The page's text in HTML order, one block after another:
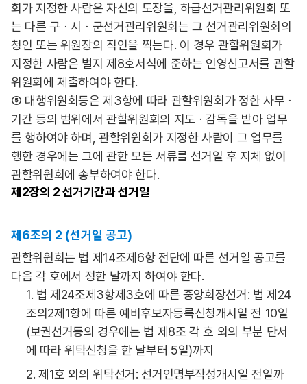
회가 지정한 사람은 자신의 도장을, 하급선거관리위원회 또
는 다른 구ㆍ시ㆍ군선거관리위원회는 그 선거관리위원회의
청인 또는 위원장의 직인을 찍는다. 이 경우 관할위원회가
지정한 사람은 별지 제8호서식에 준하는 인영신고서를 관할
위원회에 제출하여야 한다.
⑤ 대행위원회등은 제3항에 따라 관할위원회가 정한 사무ㆍ
기간 등의 범위에서 관할위원회의 지도ㆍ감독을 받아 업무
를 행하여야 하며, 관할위원회가 지정한 사람이 그 업무를
행한 경우에는 그에 관한 모든 서류를 선거일 후 지체 없이
관할위원회에 송부하여야 한다.
제2장의 2 선거기간과 선거일
제6조의 2 (선거일 공고)
관할위원회는 법 제14조제6항 전단에 따른 선거일 공고를
다음 각 호에서 정한 날까지 하여야 한다.
1. 법 제24조제3항제3호에 따른 중앙회장선거: 법 제24
조의2제1항에 따른 예비후보자등록신청개시일 전 10일
(보궐선거등의 경우에는 법 제8조 각 호 외의 부분 단서
에 따라 위탁신청을 한 날부터 5일)까지
2. 제1호 외의 위탁선거: 선거인명부작성개시일 전일까